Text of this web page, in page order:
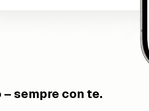
sempre con te.